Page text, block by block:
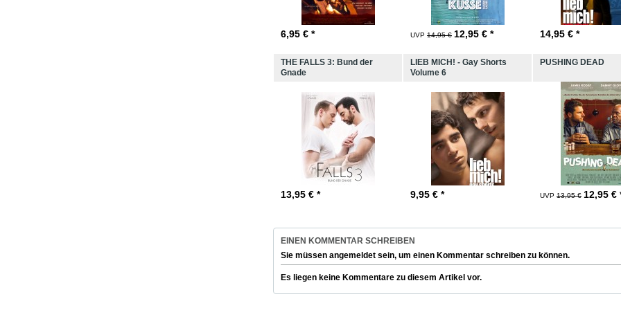
6,95 € * UVP 14,95 € 12,95 € * 14,95 € *
THE FALLS 3: Bund der
Gnade
13,95 € *
LIEB MICH! - Gay Shorts
Volume 6
9,95 € *
PUSHING DEAD
UVP 13,95 € 12,95 €
EINEN KOMMENTAR SCHREIBEN
Sie müssen angemeldet sein, um einen Kommentar schreiben zu können.
Es liegen keine Kommentare zu diesem Artikel vor.